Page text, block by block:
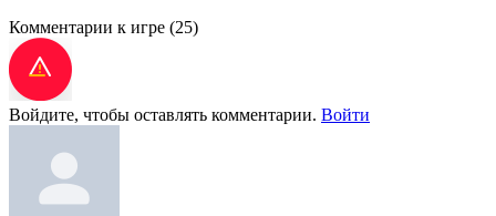
Комментарии к игре (25)
Войдите, чтобы оставлять комментарии. Войти